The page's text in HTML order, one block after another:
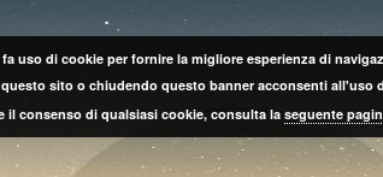
uso di cookie per fornire la migliore esperienza di
sito o chiudendo questo banner acconsenti all'uso
il consenso di qualsiasi cookie, consulta la seguente